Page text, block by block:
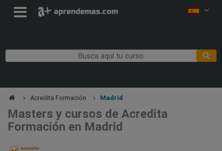
Acredita Formación Madrid
Masters y cursos de Acredita
Formación en Madrid